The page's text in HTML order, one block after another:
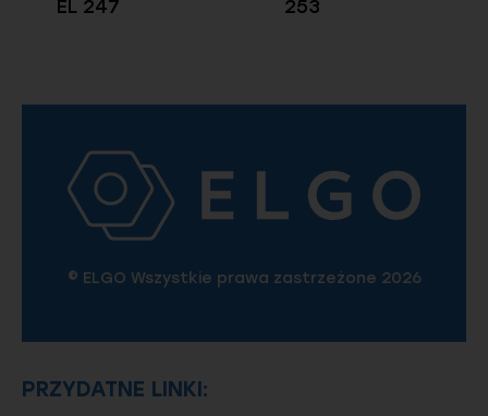
EL 247
253
© ELGO Wszystkie prawa zastrzeżone 2026
PRZYDATNE LINKI: